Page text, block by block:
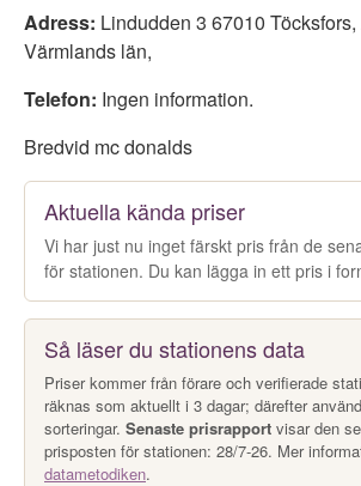
Adress: Lindudden 3 67010 Töcksfors,
Värmlands län,
Telefon: Ingen information.
Bredvid mc donalds
Aktuella kända priser
Vi har just nu inget färskt pris från de
för stationen. Du kan lägga in ett pris i
Så läser du stationens data
Priser kommer från förare och verifierade
räknas som aktuellt i 3 dagar; därefter
sorteringar. Senaste prisrapport visar den
prisposten för stationen: 28/7-26. Mer
datametodiken.